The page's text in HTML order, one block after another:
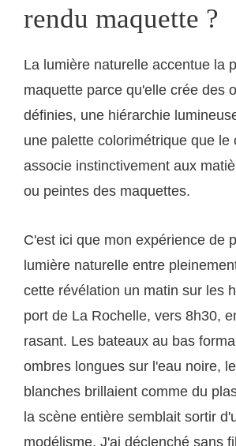
rendu maquette ?
La lumière naturelle accentue la
maquette parce qu'elle crée des
définies, une hiérarchie
une palette colorimétrique que le
associe instinctivement aux
ou peintes des maquettes.
C'est ici que mon expérience de
lumière naturelle entre
cette révélation un matin sur les
port de La Rochelle, vers 8h30,
rasant. Les bateaux au bas
ombres longues sur l'eau noire,
blanches brillaient comme du
la scène entière semblait sortir
modélisme. J'ai déclenché sans